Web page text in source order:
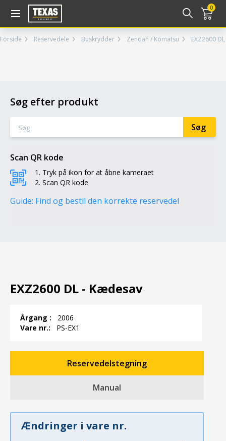
0
Forside Reservedele Buskrydder Zenoah / Komatsu EXZ2600
Søg efter produkt
Scan QR kode
Tryk på ikon for at åbne kameraet
Scan QR kode
Guide: Find og bestil den korrekte reservedel
EXZ2600 DL - Kædesav
Årgang :
2006
Vare nr.:
PS-EX1
Reservedelstegning
Manual
Ændringer i vare nr.